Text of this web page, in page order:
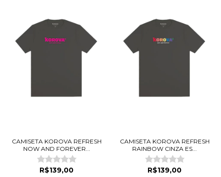
CAMISETA KOROVA REFRESH
NOW AND FOREVER...
R$139,00
CAMISETA KOROVA REFRESH
RAINBOW CINZA ES...
R$139,00